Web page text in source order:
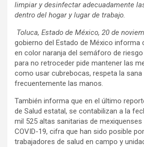
limpiar y desinfectar adecuadamente
dentro del hogar y lugar de trabajo.
Toluca, Estado de México, 20 de
gobierno del Estado de México informa
en color naranja del semáforo de
para no retroceder pide mantener las
como usar cubrebocas, respeta la sana
frecuentemente las manos.
También informa que en el último
de Salud estatal, se contabilizan a la
mil 525 altas sanitarias de mexiquenses
COVID-19, cifra que han sido posible
trabajadores de salud en campo y